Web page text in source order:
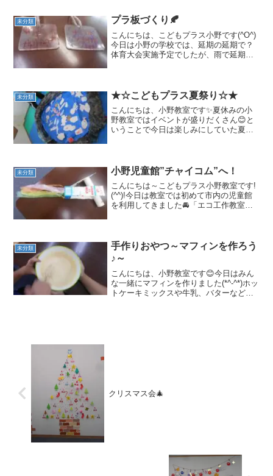
未分類 プラ板づくり🍂
こんにちは、こどもプラス小野です(^O^)
今日は小野の学校では、延期の延期で？
体育大会実施予定でしたが、雨で延期に
な天気を吹き飛ばす...
未分類 ★☆こどもプラス夏祭り☆★
こんにちは、小野教室です✨夏休みの小
野教室ではイベントが盛りだくさん😊と
いうことで今日は楽しみにしていた夏祭
大きな魚や小さ...
未分類 小野児童館”チャイコム”へ！
こんにちは～こどもプラス小野教室です!
(^^)!今日は教室では初めて市内の児童館
を利用してきました🚘「エコ工作教室」
「たこた...
未分類
手作りおやつ～マフィンを作ろう
♪～
こんにちは、小野教室です😊今日はみん
な一緒にマフィンを作りました(*^-^*)ホッ
トケーキミックスや牛乳、バターなどみ
クリスマス会🎄